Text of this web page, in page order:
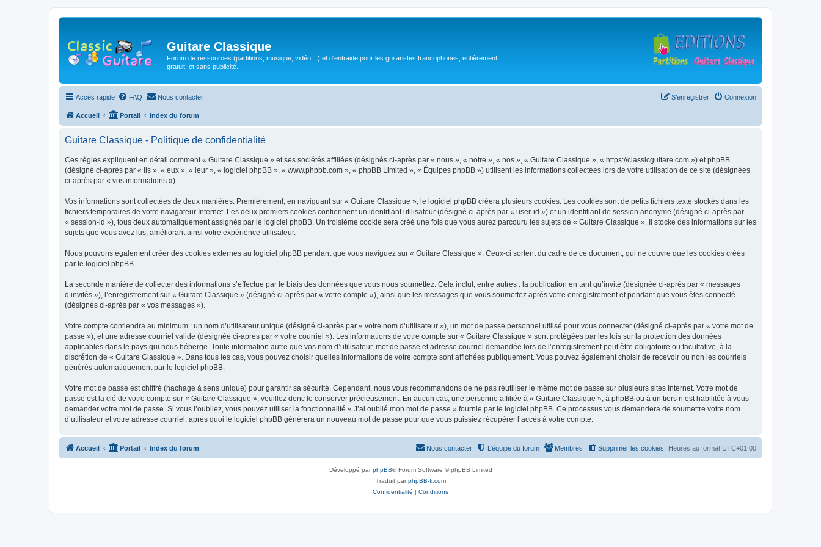
Guitare Classique
Forum de ressources (partitions, musique, vidéo…) et d'entraide pour les guitaristes francophones, entièrement
gratuit, et sans publicité.
Accès rapide FAQ Nous contacter Connexion
S’enregistrer
Accueil Portail Index du forum
Guitare Classique - Politique de confidentialité
Ces règles expliquent en détail comment « Guitare Classique » et ses sociétés affiliées (désignés ci-après par « nous », « notre », « nos », « Guitare Classique », « https://classicguitare.com ») et phpBB
(désigné ci-après par « ils », « eux », « leur », « logiciel phpBB », « www.phpbb.com », « phpBB Limited », « Équipes phpBB ») utilisent les informations collectées lors de votre utilisation de ce site (désignées
ci-après par « vos informations »).
Vos informations sont collectées de deux manières. Premièrement, en naviguant sur « Guitare Classique », le logiciel phpBB créera plusieurs cookies. Les cookies sont de petits fichiers texte stockés dans les
fichiers temporaires de votre navigateur Internet. Les deux premiers cookies contiennent un identifiant utilisateur (désigné ci-après par « user-id ») et un identifiant de session anonyme (désigné ci-après par
« session-id »), tous deux automatiquement assignés par le logiciel phpBB. Un troisième cookie sera créé une fois que vous aurez parcouru les sujets de « Guitare Classique ». Il stocke des informations sur les
sujets que vous avez lus, améliorant ainsi votre expérience utilisateur.
Nous pouvons également créer des cookies externes au logiciel phpBB pendant que vous naviguez sur « Guitare Classique ». Ceux-ci sortent du cadre de ce document, qui ne couvre que les cookies créés
par le logiciel phpBB.
La seconde manière de collecter des informations s’effectue par le biais des données que vous nous soumettez. Cela inclut, entre autres : la publication en tant qu’invité (désignée ci-après par « messages
d’invités »), l’enregistrement sur « Guitare Classique » (désigné ci-après par « votre compte »), ainsi que les messages que vous soumettez après votre enregistrement et pendant que vous êtes connecté
(désignés ci-après par « vos messages »).
Votre compte contiendra au minimum : un nom d’utilisateur unique (désigné ci-après par « votre nom d’utilisateur »), un mot de passe personnel utilisé pour vous connecter (désigné ci-après par « votre mot de
passe »), et une adresse courriel valide (désignée ci-après par « votre courriel »). Les informations de votre compte sur « Guitare Classique » sont protégées par les lois sur la protection des données
applicables dans le pays qui nous héberge. Toute information autre que vos nom d’utilisateur, mot de passe et adresse courriel demandée lors de l’enregistrement peut être obligatoire ou facultative, à la
discrétion de « Guitare Classique ». Dans tous les cas, vous pouvez choisir quelles informations de votre compte sont affichées publiquement. Vous pouvez également choisir de recevoir ou non les courriels
générés automatiquement par le logiciel phpBB.
Votre mot de passe est chiffré (hachage à sens unique) pour garantir sa sécurité. Cependant, nous vous recommandons de ne pas réutiliser le même mot de passe sur plusieurs sites Internet. Votre mot de
passe est la clé de votre compte sur « Guitare Classique », veuillez donc le conserver précieusement. En aucun cas, une personne affiliée à « Guitare Classique », à phpBB ou à un tiers n’est habilitée à vous
demander votre mot de passe. Si vous l’oubliez, vous pouvez utiliser la fonctionnalité « J’ai oublié mon mot de passe » fournie par le logiciel phpBB. Ce processus vous demandera de soumettre votre nom
d’utilisateur et votre adresse courriel, après quoi le logiciel phpBB générera un nouveau mot de passe pour que vous puissiez récupérer l’accès à votre compte.
Accueil Portail Index du forum Heures au format UTC+01:00
Supprimer les cookies
Membres
L’équipe du forum
Nous contacter
Développé parphpBB® Forum Software © phpBB Limited
Traduit parphpBB-fr.com
Confidentialité | Conditions